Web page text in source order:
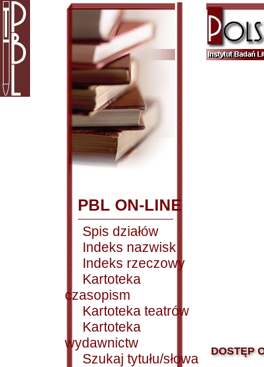
PBL ON-LINE
Spis działów
Indeks nazwisk
Indeks rzeczowy
Kartoteka
czasopism
Kartoteka teatrów
Kartoteka
wydawnictw
Szukaj tytułu/słowa
DOSTĘP